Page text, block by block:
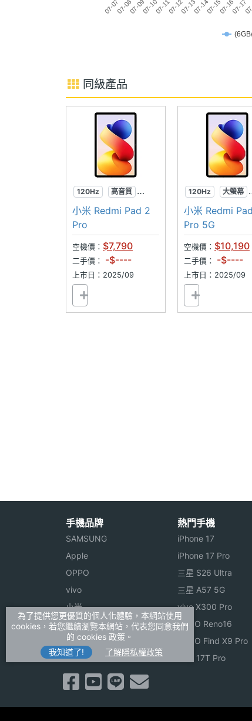
◎ 10.9 吋 2,112 x 1,320pixels 解析度
◎ SAMSUNG Exynos 1380 八核心處
◎ 前置 500 萬畫素鏡頭
◎ 後置 800 萬畫素鏡頭
◎ 支援 S Pen 手寫筆（盒裝隨附）
◎ IP42 防塵防水等級
◎ 臉部辨識
◎ 分割畫面、多重視窗
◎ 配備 8,000mAh 電池，採用 USB
◎ 支援 microSD 記憶卡，最高可擴充
◎ 安全性更新期間 (有效期限至) 2032
※本文為 SOGI 手機王版權所有，未經授權不得轉載
相機規格
主相機畫素
主相機感光元件
前相機畫素 500 萬畫素
前相機感光元件 CMOS
連接與應用
Wi-Fi Wi-Fi 6
IEEE 802.11傳輸
a, ac, ax, b, g, n,
陀螺儀 Yes
加速度感應器
臉部辨識
機體規格
機身長度 254.3 mm
機身寬度 165.8 mm
機身厚度
07-0707-0807-0907-1007-1107-1207-1307-1407-1507-1607-17
同級產品
120Hz
高音質
大螢幕
小米 Redmi Pad 2
Pro
空機價： $7,790
二手價： -$----
上市日：2025/09
120Hz
大螢幕
高音質
小米 Redmi
Pro 5G
空機價： $10,190
二手價： -$----
上市日：2025/09
手機品牌
SAMSUNG
Apple
OPPO
vivo
小米
ASUS
Sony
realme
熱門手機
iPhone 17
iPhone 17 Pro
三星 S26 Ultra
三星 A57 5G
vivo X300 Pro
OPPO Reno16
OPPO Find X9 Pro
小米 17T Pro
為了提供您更優質的個人化體驗，本網站使用
cookies，若您繼續瀏覽本網站，代表您同意我們
的 cookies 政策。
我知道了!
了解隱私權政策